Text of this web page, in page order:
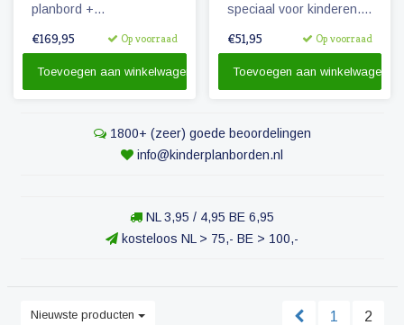
planbord +
reinigingsmateriaal.
€169,95 Op voorraad
Toevoegen aan winkelwagen
speciaal voor kinderen.
planbord en een
magnetische
€51,95 Op voorraad
Toevoegen aan winkelwagen
1800+ (zeer) goede beoordelingen
info@kinderplanborden.nl
NL 3,95 / 4,95 BE 6,95
kosteloos NL > 75,- BE > 100,-
Nieuwste producten 1 2